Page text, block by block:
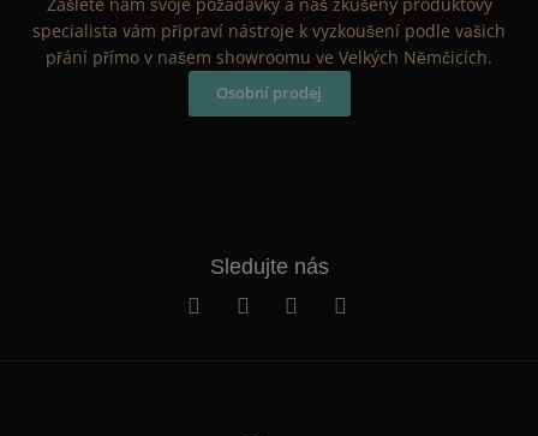
specialista vám připraví nástroje k vyzkoušení podle vašich
přání přímo v našem showroomu ve Velkých Němčicích.
Osobní prodej
Sledujte nás